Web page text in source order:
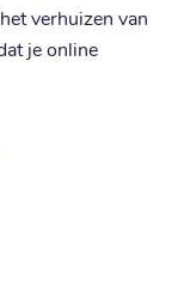
verhuizen van
je online